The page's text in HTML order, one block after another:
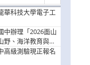
華科技大學電子工
賦能應用於智慧半
生踴躍報名參加
中辦理「2026面山
野、海洋教育與戶
迎踴躍報名參加
高級測驗現正報名